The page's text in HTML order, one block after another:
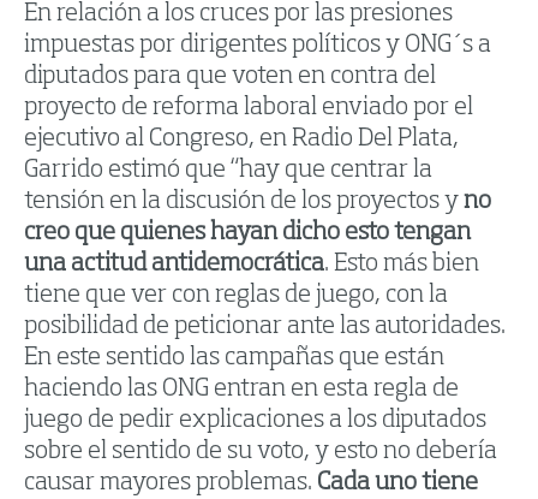
En relación a los cruces por las presiones
impuestas por dirigentes políticos y ONG´s a
diputados para que voten en contra del
proyecto de reforma laboral enviado por el
ejecutivo al Congreso, en Radio Del Plata,
Garrido estimó que “hay que centrar la
tensión en la discusión de los proyectos y no
creo que quienes hayan dicho esto tengan
una actitud antidemocrática. Esto más bien
tiene que ver con reglas de juego, con la
posibilidad de peticionar ante las autoridades.
En este sentido las campañas que están
haciendo las ONG entran en esta regla de
juego de pedir explicaciones a los diputados
sobre el sentido de su voto, y esto no debería
causar mayores problemas. Cada uno tiene